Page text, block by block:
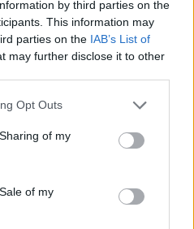
by third parties on the
This information may
parties on the IAB’s List of
may further disclose it to other
Opt Outs
of my
of my